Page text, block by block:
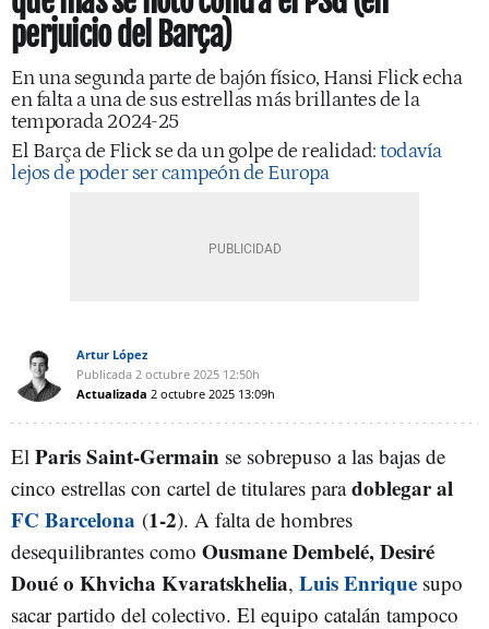
perjuicio del Barça)
En una segunda parte de bajón físico, Hansi Flick echa
en falta a una de sus estrellas más brillantes de la
temporada 2024-25
El Barça de Flick se da un golpe de realidad:todavía
lejos de poder ser campeón de Europa
Artur López
Publicada 2 octubre 2025 12:50h
Actualizada 2 octubre 2025 13:09h
El Paris Saint-Germain se sobrepuso a las bajas de
cinco estrellas con cartel de titulares paradoblegar al
FC Barcelona (1-2). A falta de hombres
desequilibrantes como Ousmane Dembelé, Desiré
Doué o Khvicha Kvaratskhelia, Luis Enrique supo
sacar partido del colectivo. El equipo catalán tampoco